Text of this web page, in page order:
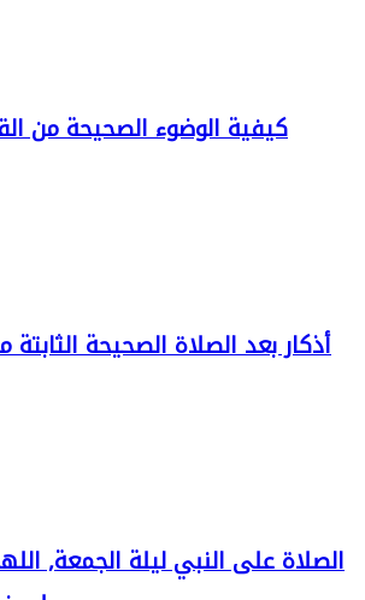
كيفية الوضوء الصحيحة من
أذكار بعد الصلاة الصحيحة الثابتة
الصلاة على النبي ليلة الجمعة,